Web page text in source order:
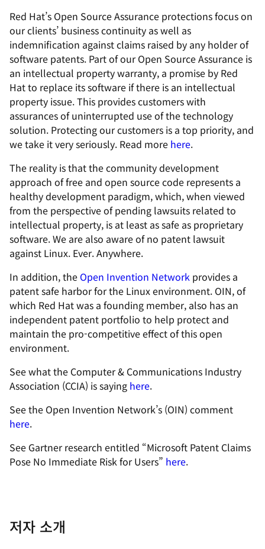
Red Hat’s Open Source Assurance protections focus on
our clients’ business continuity as well as
indemnification against claims raised by any holder of
software patents. Part of our Open Source Assurance is
an intellectual property warranty, a promise by Red
Hat to replace its software if there is an intellectual
property issue. This provides customers with
assurances of uninterrupted use of the technology
solution. Protecting our customers is a top priority, and
we take it very seriously. Read more here.
The reality is that the community development
approach of free and open source code represents a
healthy development paradigm, which, when viewed
from the perspective of pending lawsuits related to
intellectual property, is at least as safe as proprietary
software. We are also aware of no patent lawsuit
against Linux. Ever. Anywhere.
In addition, the Open Invention Network provides a
patent safe harbor for the Linux environment. OIN, of
which Red Hat was a founding member, also has an
independent patent portfolio to help protect and
maintain the pro-competitive effect of this open
environment.
See what the Computer & Communications Industry
Association (CCIA) is saying here.
See the Open Invention Network’s (OIN) comment
here.
See Gartner research entitled “Microsoft Patent Claims
Pose No Immediate Risk for Users” here.
저자 소개